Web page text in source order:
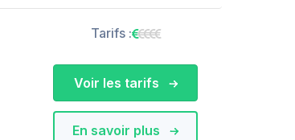
Tarifs :
En savoir plus
Voir les tarifs